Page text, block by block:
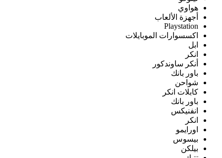
هواوي
أجهزة الألعاب
Playstation
اكسسوارات الموبايلات
ابل
انكر
أنكر ساوندكور
باور بانك
شواحن
كابلات انكر
باور بانك
انفنيكس
انكر
اورايمو
بيسوس
بيلكن